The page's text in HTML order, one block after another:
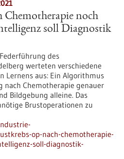
Chemotherapie noch
soll Diagnostik
des
werteten verschiedene
Lernens aus: Ein Algorithmus
nach Chemotherapie genauer
Bildgebung alleine. Das
Brustoperationen zu
op-nach-chemotherapie-
soll-diagnostik-